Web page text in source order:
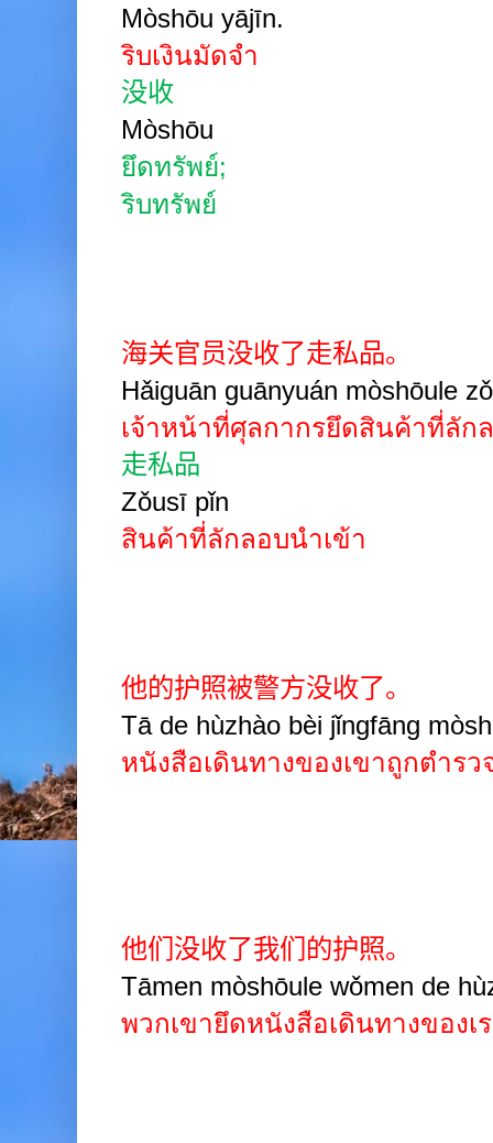
Mòshōu yājīn.
ริบเงินมัดจำ
没收
Mòshōu
ยึดทรัพย์;
ริบทรัพย์
海关官员没收了走私品。
Hǎiguān guānyuán mòshōule
เจ้าหน้าที่ศุลกากรยึดสินค้าที่ลัก
走私品
Zǒusī pǐn
สินค้าที่ลักลอบนำเข้า
他的护照被警方没收了。
Tā de hùzhào bèi jǐngfāng
หนังสือเดินทางของเขาถูกตำรว
他们没收了我们的护照。
Tāmen mòshōule wǒmen de
พวกเขายึดหนังสือเดินทางของเ